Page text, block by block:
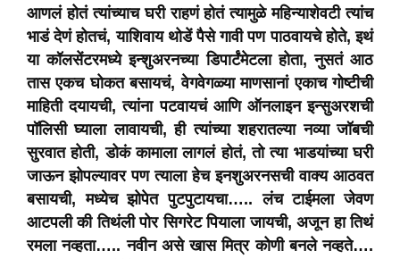
आणलं होतं त्यांच्याच घरी राहणं होतं त्यामुळे महिन्याशेवटी त्यांच
भाडं देणं होतचं, याशिवाय थोडें पैसे गावी पण पाठवायचे होते, इथं
या कॉलसेंटरमध्ये इन्शुअरनच्या डिपार्टंमेटला होता, नुसतं आठ
तास एकच घोकत बसायचं, वेगवेगळ्या माणसानां एकाच गोष्टीची
माहिती दयायची, त्यांना पटवायचं आणि ऑनलाइन इन्सुअरशची
पॉलिसी घ्याला लावायची, ही त्यांच्या शहरातल्या नव्या जॉबची
सुरवात होती, डोकं कामाला लागलं होतं, तो त्या भाडयांच्या घरी
जाऊन झोपल्यावर पण त्याला हेच इनशुअरनसची वाक्य आठवत
बसायची, मध्येच झोपेत पुटपुटायचा….. लंच टाईमला जेवण
आटपली की तिथंली पोर सिगरेट पियाला जायची, अजून हा तिथं
रमला नव्हता….. नवीन असे खास मित्र कोणी बनले नव्हते….